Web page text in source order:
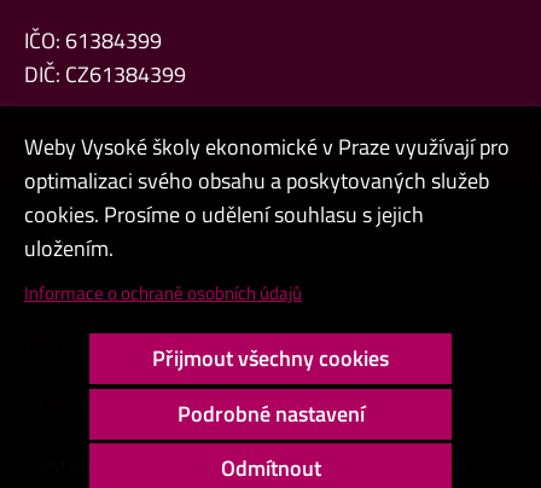
IČO: 61384399
DIČ: CZ61384399
Admin
Cookies a ochrana osobních údajů
Přístupnost webu
Vysoký kontrast
Copyright © 2000 - 2026 Vysoká škola ekonomická v Praze
Weby Vysoké školy ekonomické v Praze využívají pro
optimalizaci svého obsahu a poskytovaných služeb
cookies. Prosíme o udělení souhlasu s jejich
uložením.
Informace o ochraně osobních údajů
Přijmout všechny cookies
Podrobné nastavení
Odmítnout